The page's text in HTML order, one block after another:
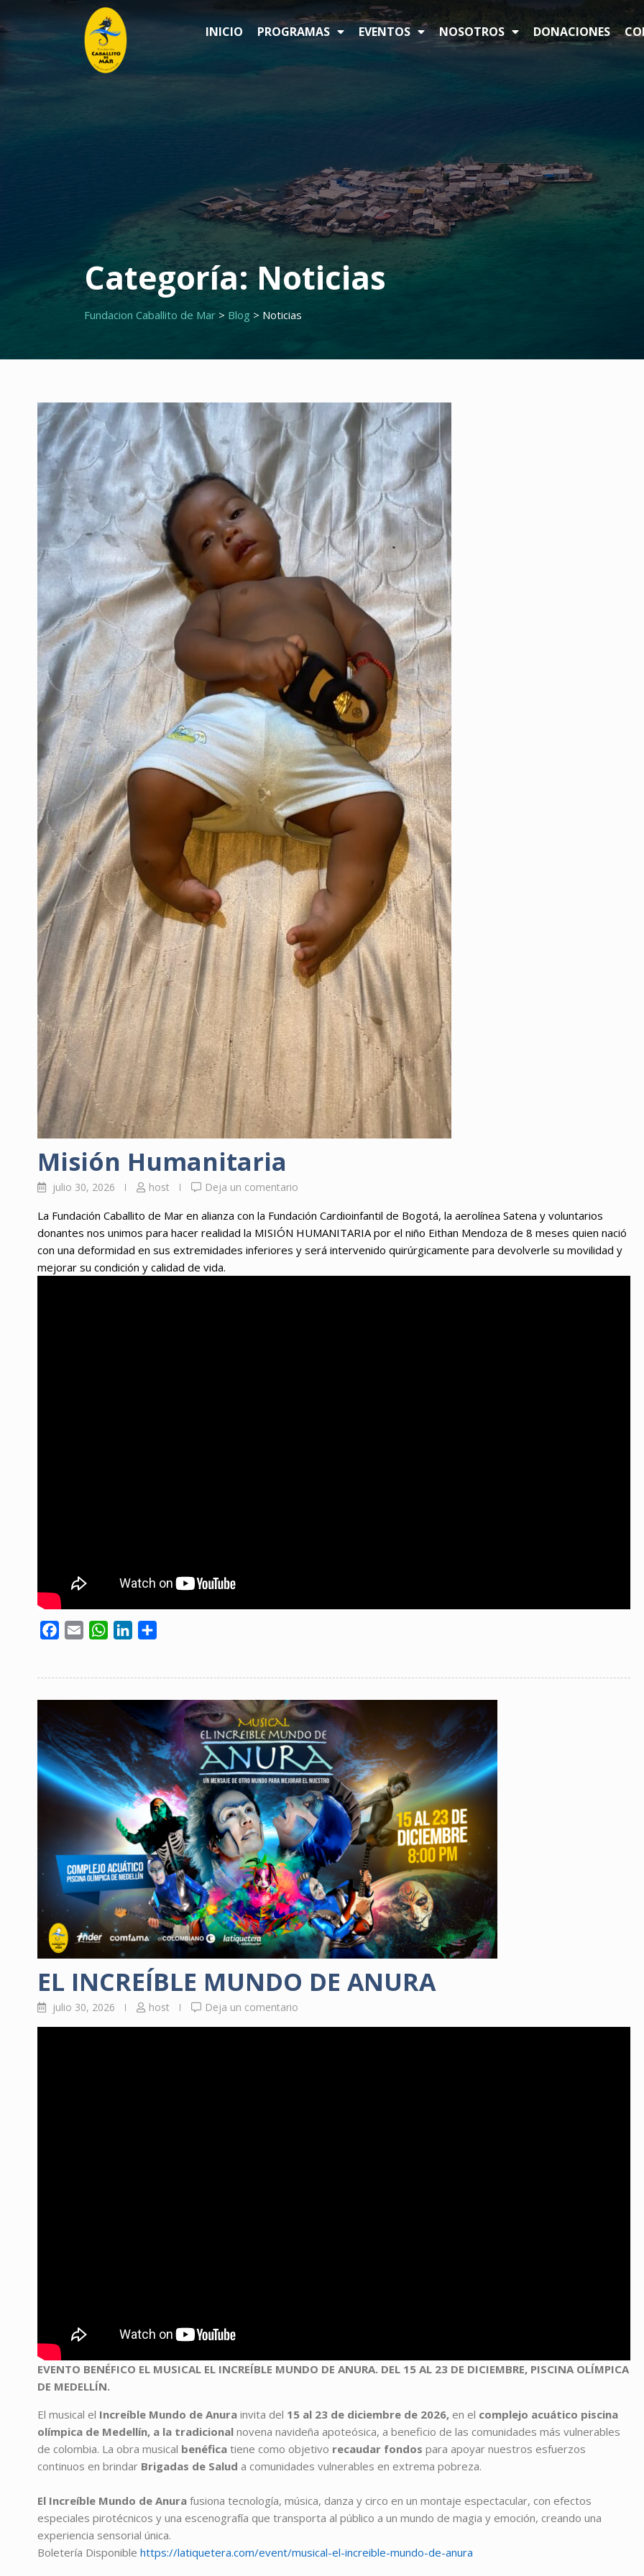
al
contenido
INICIO PROGRAMAS EVENTOS NOSOTROS DONACIONES
Categoría:Noticias
Fundacion Caballito de Mar > Blog > Noticias
Misión Humanitaria
julio 30, 2026 host Deja un comentario
La Fundación Caballito de Mar en alianza con la Fundación Cardioinfantil de Bogotá, la aerolínea Satena y voluntarios
donantes nos unimos para hacer realidad la MISIÓN HUMANITARIA por el niño Eithan Mendoza de 8 meses quien nació
con una deformidad en sus extremidades inferiores y será intervenido quirúrgicamente para devolverle su movilidad y
mejorar su condición y calidad de vida.
Facebook
Email WhatsAppLinkedIn
EL INCREÍBLE MUNDO DE ANURA
julio 30, 2026 host Deja un comentario
EVENTO BENÉFICO EL MUSICAL EL INCREÍBLE MUNDO DE ANURA. DEL 15 AL 23 DE DICIEMBRE, PISCINA OLÍMPICA
DE MEDELLÍN.
El musical el Increíble Mundo de Anura invita del 15 al 23 de diciembre de 2026, en el complejo acuático piscina
olímpica de Medellín, a la tradicional novena navideña apoteósica, a beneficio de las comunidades más vulnerables
de colombia. La obra musical benéfica tiene como objetivo recaudar fondos para apoyar nuestros esfuerzos
continuos en brindar Brigadas de Salud a comunidades vulnerables en extrema pobreza.
El Increíble Mundo de Anura fusiona tecnología, música, danza y circo en un montaje espectacular, con efectos
especiales pirotécnicos y una escenografía que transporta al público a un mundo de magia y emoción, creando una
experiencia sensorial única.
Boletería Disponible https://latiquetera.com/event/musical-el-increible-mundo-de-anura